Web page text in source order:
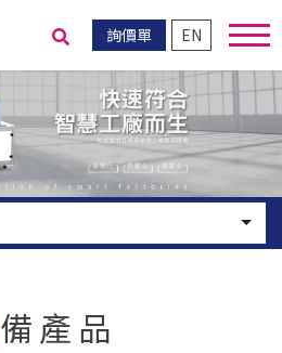
詢價單 EN
送出搜尋
設備產品